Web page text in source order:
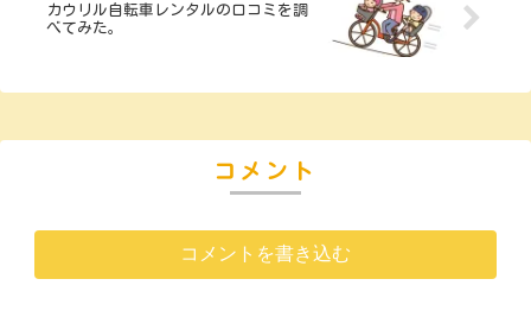
カウリル自転車レンタルの口コミを調
べてみた。
コメント
コメントを書き込む